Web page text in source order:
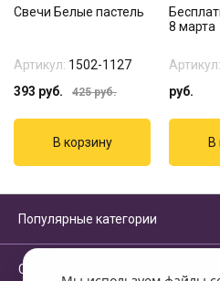
Свечи Белые пастель
Артикул: 1502-1127
393 руб. 425руб.
8 марта
Артикул:
руб.
Популярные категории
Сервисы и помощь